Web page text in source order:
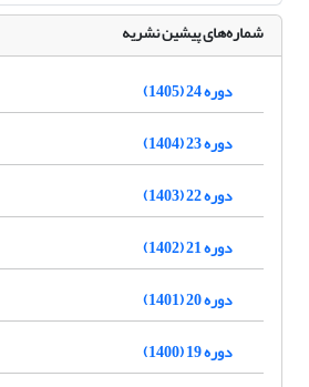
شماره‌های پیشین نشریه
دوره 24 (1405)
دوره 23 (1404)
دوره 22 (1403)
دوره 21 (1402)
دوره 20 (1401)
دوره 19 (1400)